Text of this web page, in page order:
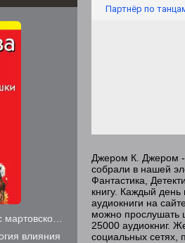
Партнёр по
Джером К. Джером -
собрали в нашей
Фантастика,
книгу. Каждый
аудиокниги на
можно прослушать
25000 аудиокниг.
социальных сетях,
кошки
влияния